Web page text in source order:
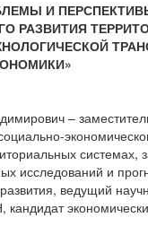
И
РАЗВИТИЯ
–
системах,
исследований и
ведущий